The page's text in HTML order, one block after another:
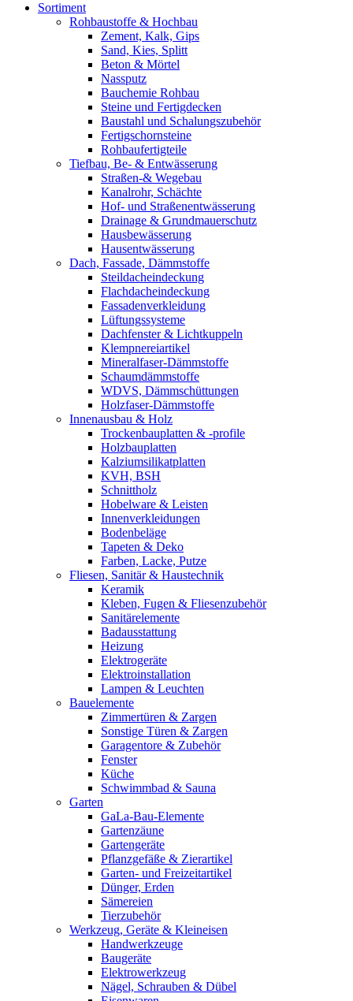
Sortiment
Rohbaustoffe & Hochbau
Zement, Kalk, Gips
Sand, Kies, Splitt
Beton & Mörtel
Nassputz
Bauchemie Rohbau
Steine und Fertigdecken
Baustahl und Schalungszubehör
Fertigschornsteine
Rohbaufertigteile
Tiefbau, Be- & Entwässerung
Straßen-& Wegebau
Kanalrohr, Schächte
Hof- und Straßenentwässerung
Drainage & Grundmauerschutz
Hausbewässerung
Hausentwässerung
Dach, Fassade, Dämmstoffe
Steildacheindeckung
Flachdacheindeckung
Fassadenverkleidung
Lüftungssysteme
Dachfenster & Lichtkuppeln
Klempnereiartikel
Mineralfaser-Dämmstoffe
Schaumdämmstoffe
WDVS, Dämmschüttungen
Holzfaser-Dämmstoffe
Innenausbau & Holz
Trockenbauplatten & -profile
Holzbauplatten
Kalziumsilikatplatten
KVH, BSH
Schnittholz
Hobelware & Leisten
Innenverkleidungen
Bodenbeläge
Tapeten & Deko
Farben, Lacke, Putze
Fliesen, Sanitär & Haustechnik
Keramik
Kleben, Fugen & Fliesenzubehör
Sanitärelemente
Badausstattung
Heizung
Elektrogeräte
Elektroinstallation
Lampen & Leuchten
Bauelemente
Zimmertüren & Zargen
Sonstige Türen & Zargen
Garagentore & Zubehör
Fenster
Küche
Schwimmbad & Sauna
Garten
GaLa-Bau-Elemente
Gartenzäune
Gartengeräte
Pflanzgefäße & Zierartikel
Garten- und Freizeitartikel
Dünger, Erden
Sämereien
Tierzubehör
Werkzeug, Geräte & Kleineisen
Handwerkzeuge
Baugeräte
Elektrowerkzeug
Nägel, Schrauben & Dübel